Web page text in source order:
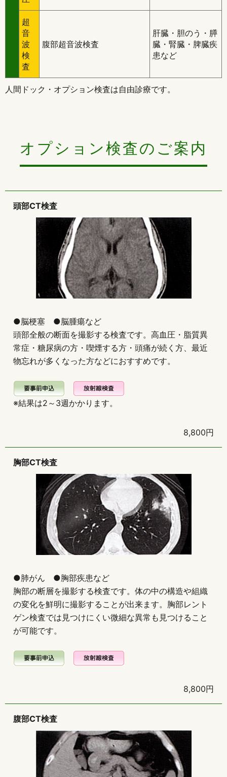
超
音
波
検
査
腹部超音波検査
肝臓・胆のう・膵
臓・腎臓・脾臓疾
患など
人間ドック・オプション検査は自由診療です。
オプション検査のご案内
頭部CT検査
●脳梗塞 ●脳腫瘍など
頭部全般の断面を撮影する検査です。高血圧・ 脂質異
常症・糖尿病の方・喫煙する方・頭痛が続く方、最近
物忘れが多くなった方などにおすすめです。
※結果は2～3週かかります。
8,800円
胸部CT検査
●肺がん ●胸部疾患など
胸部の断層を撮影する検査です。体の中の構造や組織
の変化を鮮明に撮影することが出来ます。胸部レント
ゲン検査では見つけにくい微細な異常も見つけること
が可能です。
8,800円
腹部CT検査